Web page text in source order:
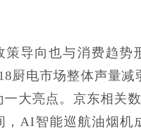
导向也与消费趋势
厨电市场整体声量减
一大亮点。京东相关
，AI智能巡航油烟机